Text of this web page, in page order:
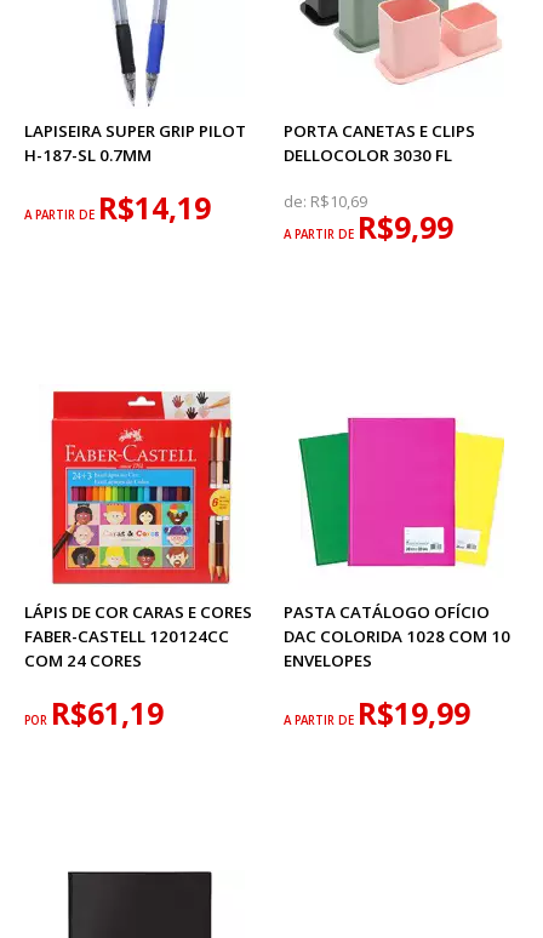
LAPISEIRA SUPER GRIP PILOT
H-187-SL 0.7MM
A PARTIR DE R$14,19
PORTA CANETAS E CLIPS
DELLOCOLOR 3030 FL
de: R$10,69
A PARTIR DE R$9,99
LÁPIS DE COR CARAS E CORES
FABER-CASTELL 120124CC
COM 24 CORES
POR R$61,19
PASTA CATÁLOGO OFÍCIO
DAC COLORIDA 1028 COM 10
ENVELOPES
A PARTIR DE R$19,99